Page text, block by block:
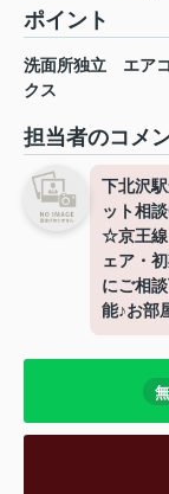
ポイント
洗面所独立 エア
クス
担当者のコメ
下北沢
ット相
☆京王線
ェア・
にご相
能♪お部